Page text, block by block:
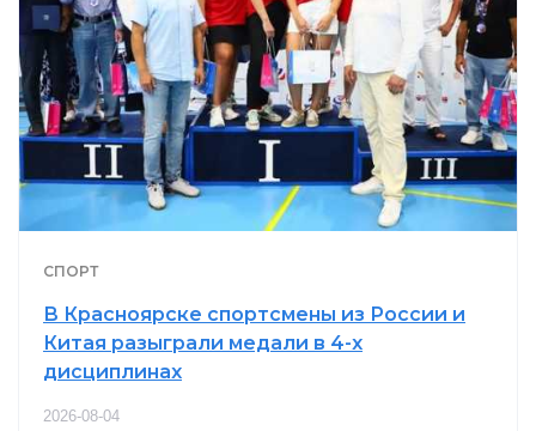
СПОРТ
В Красноярске спортсмены из России и
Китая разыграли медали в 4-х
дисциплинах
2026-08-04